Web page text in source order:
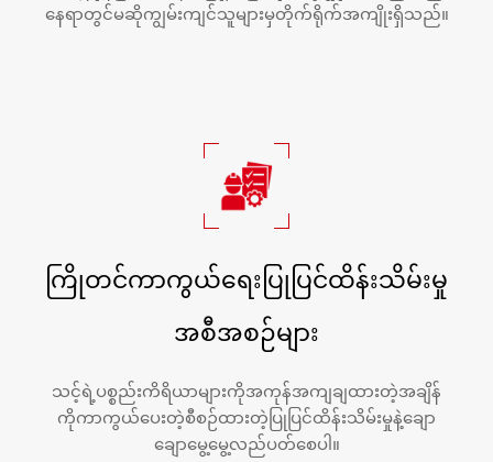
နေရာတွင်မဆိုကျွမ်းကျင်သူများမှတိုက်ရိုက်အကျိုးရှိသည်။
ကြိုတင်ကာကွယ်ရေးပြုပြင်ထိန်းသိမ်းမှု
အစီအစဉ်များ
သင့်ရဲ့ပစ္စည်းကိရိယာများကိုအကုန်အကျချထားတဲ့အချိန်
ကိုကာကွယ်ပေးတဲ့စီစဉ်ထားတဲ့ပြုပြင်ထိန်းသိမ်းမှုနဲ့ချော
ချောမွေ့မွေ့လည်ပတ်စေပါ။